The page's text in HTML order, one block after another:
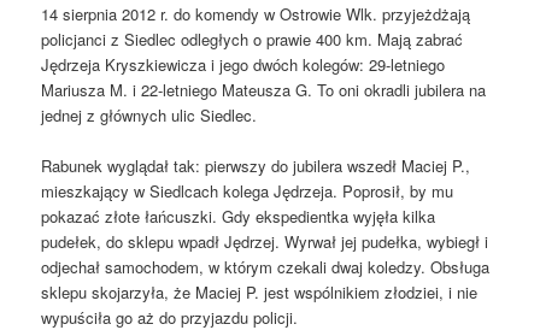
14 sierpnia 2012 r. do komendy w Ostrowie Wlk. przyjeżdżają
policjanci z Siedlec odległych o prawie 400 km. Mają zabrać
Jędrzeja Kryszkiewicza i jego dwóch kolegów: 29-letniego
Mariusza M. i 22-letniego Mateusza G. To oni okradli jubilera na
jednej z głównych ulic Siedlec.
Rabunek wyglądał tak: pierwszy do jubilera wszedł Maciej P.,
mieszkający w Siedlcach kolega Jędrzeja. Poprosił, by mu
pokazać złote łańcuszki. Gdy ekspedientka wyjęła kilka
pudełek, do sklepu wpadł Jędrzej. Wyrwał jej pudełka, wybiegł i
odjechał samochodem, w którym czekali dwaj koledzy. Obsługa
sklepu skojarzyła, że Maciej P. jest wspólnikiem złodziei, i nie
wypuściła go aż do przyjazdu policji.